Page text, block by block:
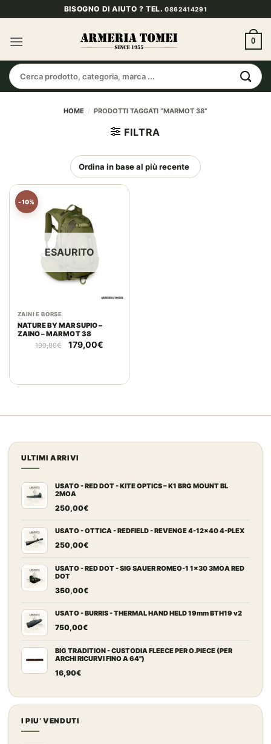
ai
contenuti
BISOGNO DI AIUTO ? TEL.0862414291
0
Cerca:
HOME / PRODOTTI TAGGATI “MARMOT 38”
FILTRA
-10%
ESAURITO
ZAINI E BORSE
NATURE BY MARSUPIO –
ZAINO – MARMOT 38
199,00€
Il
prezzo
179,00€Il
179,00€.
ULTIMI ARRIVI
USATO - RED DOT - KITE OPTICS – K1 BRG MOUNT BL
2MOA
250,00€
USATO - OTTICA - REDFIELD - REVENGE 4-12x40 4-PLEX
250,00€
USATO - RED DOT - SIG SAUER ROMEO-1 1x30 3MOA RED
DOT
350,00€
USATO - BURRIS - THERMAL HAND HELD 19mm BTH19 v2
750,00€
BIG TRADITION - CUSTODIA FLEECE PER O.PIECE (PER
ARCHI RICURVI FINO A 64")
16,90€
I PIU’ VENDUTI